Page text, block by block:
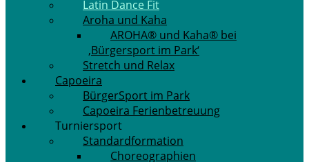
Latin Dance Fit
Aroha und Kaha
AROHA® und Kaha® bei
‚Bürgersport im Park‘
Stretch und Relax
Capoeira
BürgerSport im Park
Capoeira Ferienbetreuung
Turniersport
Standardformation
Choreographien